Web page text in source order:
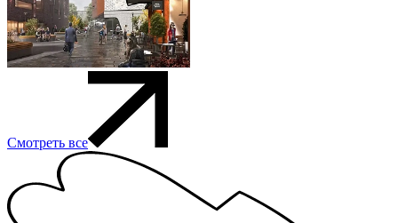
Смотреть все